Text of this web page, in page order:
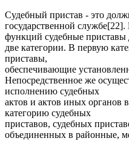
Судебный пристав - это
государственной
функций судебные приставы
две категории. В первую
приставы,
обеспечивающие
Непосредственное же
исполнению судебных
актов и актов иных органов
категорию судебных
приставов, судебных
объединенных в районные,